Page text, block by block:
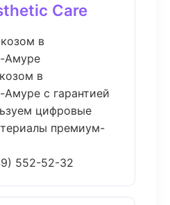
Care
в
Амуре
в
с гарантией
цифровые
премиум-
552-52-32